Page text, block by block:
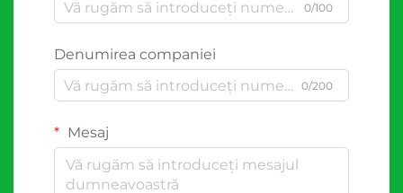
0/100
Denumirea companiei
0/200
Mesaj